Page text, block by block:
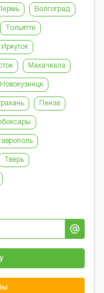
Пермь Волгоград
Тольятти
Иркутск
Махачкала
Новокузнецк
Пенза
Тверь